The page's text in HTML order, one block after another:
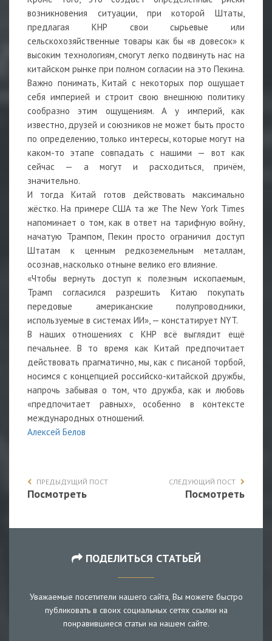
возникновения ситуации, при которой Штаты,
предлагая КНР свои сырьевые или
сельскохозяйственные товары как бы «в довесок» к
высоким технологиям, смогут легко подвинуть нас на
китайском рынке при полном согласии на это Пекина.
Важно понимать, Китай с некоторых пор ощущает
себя империей и строит свою внешнюю политику
сообразно этим ощущениям. А у империй, как
известно, друзей и союзников не может быть просто
по определению, только интересы, которые могут на
каком-то этапе совпадать с нашими — вот как
сейчас — а могут и расходиться, причём,
значительно.
И тогда Китай готов действовать максимально
жёстко. На примере США та же The New York Times
напоминает о том, как в ответ на тарифную войну,
начатую Трампом, Пекин просто ограничил доступ
Штатам к ценным редкоземельным металлам,
осознав, насколько отныне велико его влияние.
«Чтобы вернуть доступ к полезным ископаемым,
Трамп согласился разрешить Китаю покупать
передовые американские полупроводники,
используемые в системах ИИ», — констатирует NYT.
В наших отношениях с КНР всё выглядит ещё
печальнее. В то время как Китай предпочитает
действовать прагматично, мы, как с писаной торбой,
носимся с концепцией российско-китайской дружбы,
напрочь забывая о том, что дружба, как и любовь
«предпочитает равных», особенно в контексте
международных отношений.
Алексей Белов
ПРЕДЫДУЩИЙ ПОСТ
Посмотреть
СЛЕДУЮЩИЙ ПОСТ
Посмотреть
ПОДЕЛИТЬСЯ СТАТЬЕЙ
Уважаемые посетители нашего сайта, Вы можете быстро
публиковать в своих социальных сетях ссылки на
понравившиеся статьи на нашем сайте.